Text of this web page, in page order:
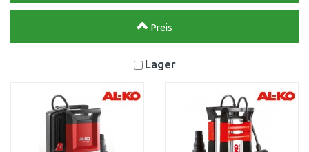
Preis
Lager